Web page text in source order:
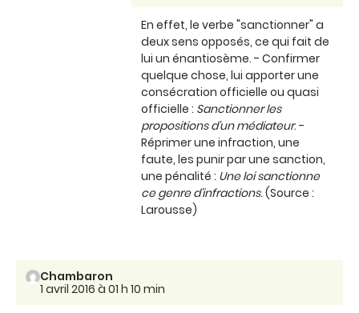
En effet, le verbe "sanctionner" a
deux sens opposés, ce qui fait de
lui un énantiosème. - Confirmer
quelque chose, lui apporter une
consécration officielle ou quasi
officielle : Sanctionner les
propositions d'un médiateur. -
Réprimer une infraction, une
faute, les punir par une sanction,
une pénalité : Une loi sanctionne
ce genre d'infractions. (Source :
Larousse)
Chambaron
1 avril 2016 à 01 h 10 min